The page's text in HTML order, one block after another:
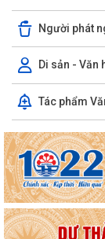
Người phát
Di sản - Văn
Tác phẩm